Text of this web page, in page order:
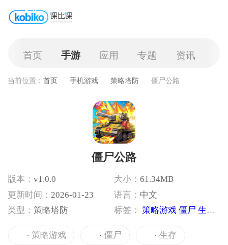
首页 手游 应用 专题 资讯
当前位置： 首页 手机游戏 策略塔防 僵尸公路
僵尸公路
版本： v1.0.0 大小： 61.34MB
更新时间： 2026-01-23 语言： 中文
类型： 策略塔防 标签： 策略游戏 僵尸 生存
策略游戏 僵尸 生存